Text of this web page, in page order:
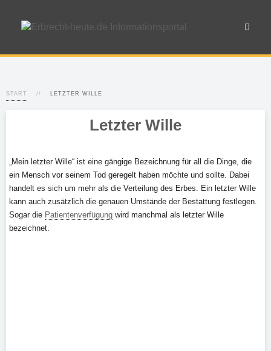
START LETZTER WILLE
Letzter Wille
„Mein letzter Wille“ ist eine gängige Bezeichnung für all die Dinge, die
ein Mensch vor seinem Tod geregelt haben möchte und sollte. Dabei
handelt es sich um mehr als die Verteilung des Erbes. Ein letzter Wille
kann auch zusätzlich die genauen Umstände der Bestattung festlegen.
Sogar die Patientenverfügung wird manchmal als letzter Wille
bezeichnet.